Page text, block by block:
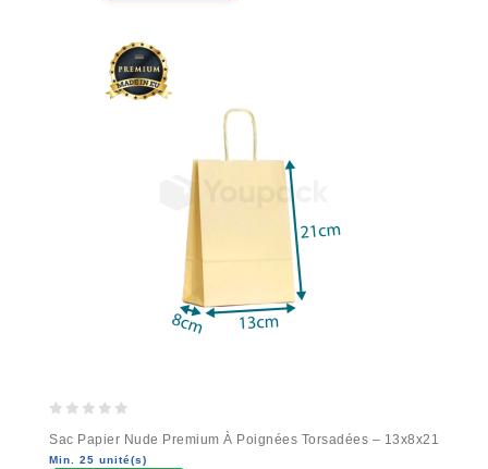
out
Sac Papier Nude Premium À Poignées Torsadées – 13x8x21
Min. 25 unité(s)